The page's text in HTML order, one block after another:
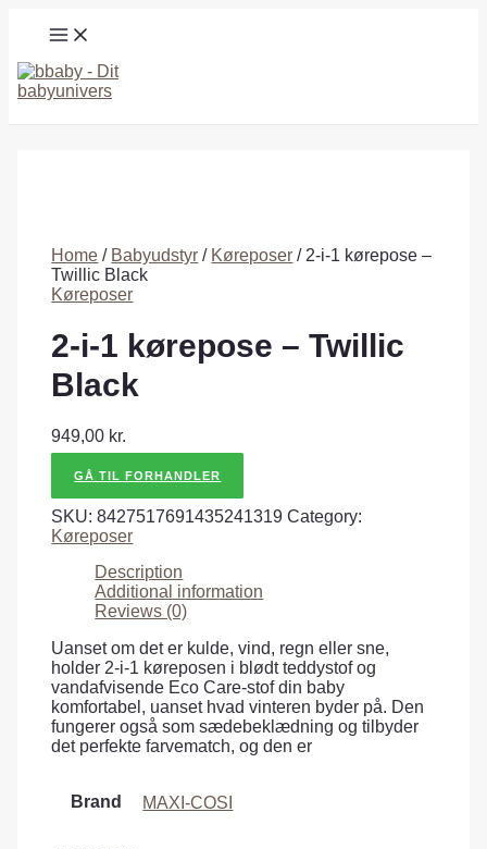
MAIN
MENU
Home / Babyudstyr / Køreposer / 2-i-1 kørepose –
Twillic Black
Køreposer
2-i-1 kørepose – Twillic
Black
949,00 kr.
GÅ TIL FORHANDLER
SKU:8427517691435241319 Category:
Køreposer
Description
Additional information
Reviews (0)
Uanset om det er kulde, vind, regn eller sne,
holder 2-i-1 køreposen i blødt teddystof og
vandafvisende Eco Care-stof din baby
komfortabel, uanset hvad vinteren byder på. Den
fungerer også som sædebeklædning og tilbyder
det perfekte farvematch, og den er
Brand MAXI-COSI